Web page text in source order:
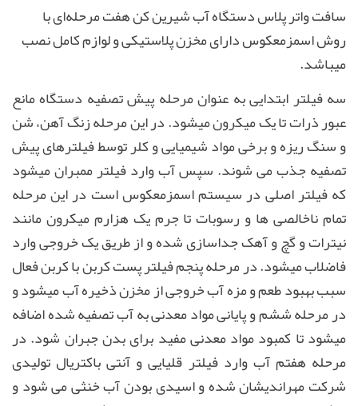
سافت واتر پلاس دستگاه آب شیرین کن هفت مرحله‌ای با
روش اسمزمعکوس دارای مخزن پلاستیکی و لوازم کامل نصب
میباشد.
سه فیلتر ابتدایی به عنوان مرحله پیش تصفیه دستگاه مانع
عبور ذرات تا یک میکرون میشود.در این مرحله زنگ آهن، شن
و سنگ ریزه و برخی مواد شیمیایی و کلر توسط فیلترهای پیش
تصفیه جذب می شوند.سپس آب وارد فیلتر ممبران میشود
که فیلتر اصلی در سیستم اسمزمعکوس است در این مرحله
تمام ناخالصی ها و رسوبات تا جرم یک هزارم میکرون مانند
نیترات و گچ و آهک جداسازی شده و از طریق یک خروجی وارد
فاضلاب میشود.در مرحله پنجم فیلتر پست کربن با کربن فعال
سبب بهبود طعم و مزه آب خروجی از مخزن ذخیره آب میشود و
در مرحله ششم و پایانی مواد معدنی به آب تصفیه شده اضافه
میشود تا کمبود مواد معدنی مفید برای بدن جبران شود.در
مرحله هفتم آب وارد فیلتر قلیایی و آنتی باکتریال تولیدی
شرکت مهراندیشان شده و اسیدی بودن آب خنثی می شود و